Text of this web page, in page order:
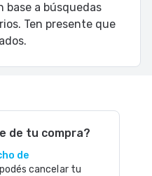
base a búsquedas
Ten presente que
de tu compra?
de
cancelar tu